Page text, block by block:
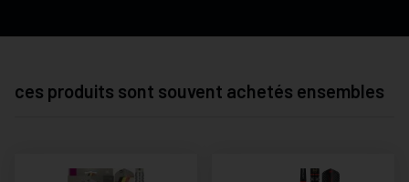
ces produits sont souvent achetés ensembles